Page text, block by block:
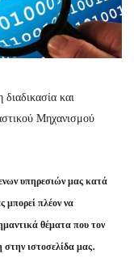
διαδικασία και
Μηχανισμού
υπηρεσιών μας κατά
πλέον να
θέματα που τον
ιστοσελίδα μας.